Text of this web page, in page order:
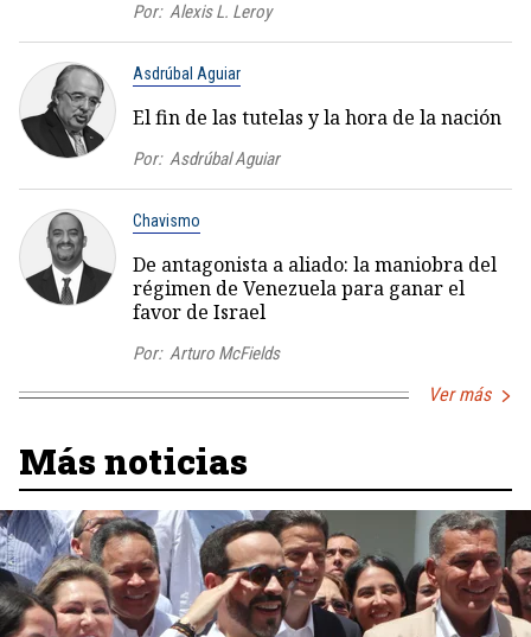
Por: Alexis L. Leroy
Asdrúbal Aguiar
El fin de las tutelas y la hora de la nación
Por: Asdrúbal Aguiar
Chavismo
De antagonista a aliado: la maniobra del
régimen de Venezuela para ganar el
favor de Israel
Por: Arturo McFields
Ver más
Más noticias